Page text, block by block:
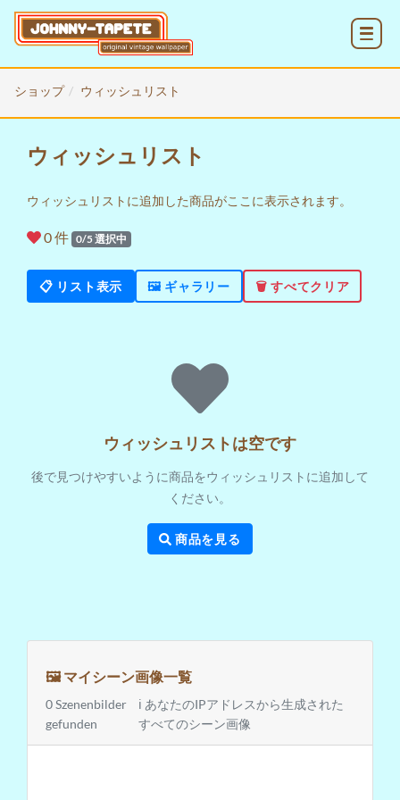
ショップ ウィッシュリスト
ウィッシュリスト
ウィッシュリストに追加した商品がここに表示されます。
0件 0/5 選択中
📋 リスト表示 🖼️ ギャラリー 🗑️ すべてクリア
ウィッシュリストは空です
後で見つけやすいように商品をウィッシュリストに追加して
ください。
商品を見る
🖼️ マイシーン画像一覧
0 Szenenbilder
gefunden
ℹ️ あなたのIPアドレスから生成された
すべてのシーン画像